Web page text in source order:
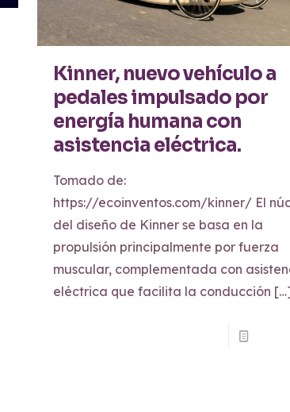
Kinner, nuevo vehículo a
pedales impulsado por
energía humana con
asistencia eléctrica.
Tomado de:
https://ecoinventos.com/kinner/ El
del diseño de Kinner se basa en la
propulsión principalmente por fuerza
muscular, complementada con
eléctrica que facilita la conducción